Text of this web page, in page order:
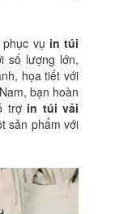
vụ in túi
số lượng lớn,
họa tiết với
bạn hoàn
trợin túi vải
sản phẩm với